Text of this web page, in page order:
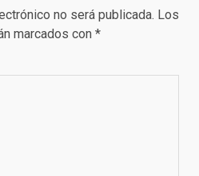
no será publicada. Los
marcados con *